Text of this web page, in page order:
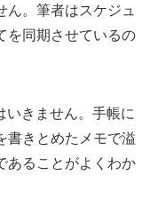
ん。筆者はスケジュ
を同期させているの
きません。手帳に
書きとめたメモで溢
あることがよくわか